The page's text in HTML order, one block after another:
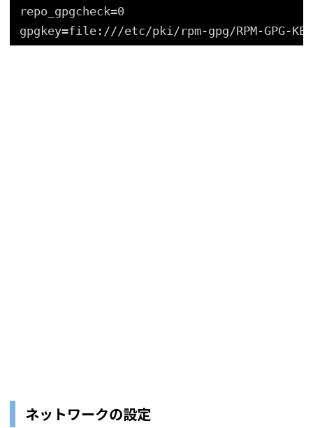
repo_gpgcheck=0
gpgkey=file:///etc/pki/rpm-gpg/RPM-GPG-
ネットワークの設定